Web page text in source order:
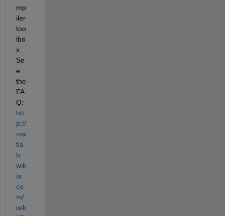
mp
iler
too
lbo
x.
Se
e
the
FA
Q:
htt
p://
ma
tla
b.
wik
ia.
co
m/
wik